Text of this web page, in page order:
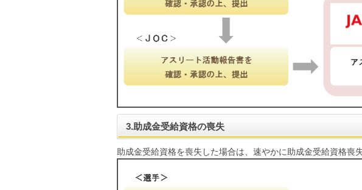
3.助成金受給資格の喪失
助成金受給資格を喪失した場合は、速やかに助成金受給資格喪